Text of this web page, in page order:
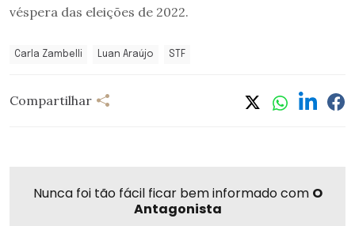
véspera das eleições de 2022.
Carla Zambelli Luan Araújo STF
Compartilhar
Nunca foi tão fácil ficar bem informado com O
Antagonista